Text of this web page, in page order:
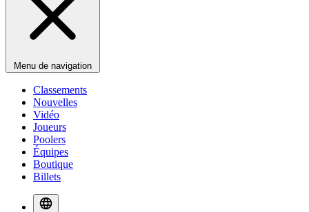
Menu de navigation
Classements
Nouvelles
Vidéo
Joueurs
Poolers
Équipes
Boutique
Billets